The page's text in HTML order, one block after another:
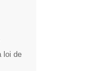
loi de